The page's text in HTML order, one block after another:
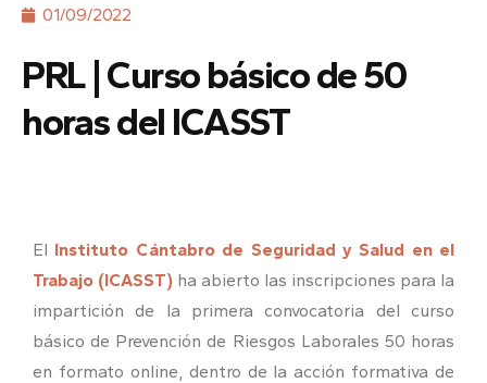
01/09/2022
PRL | Curso básico de 50
horas del ICASST
El Instituto Cántabro de Seguridad y Salud en el
Trabajo (ICASST) ha abierto las inscripciones para la
impartición de la primera convocatoria del curso
básico de Prevención de Riesgos Laborales 50 horas
en formato online, dentro de la acción formativa de